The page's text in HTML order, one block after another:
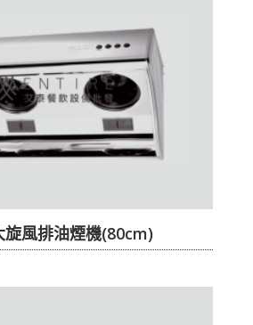
旋風排油煙機(80cm)